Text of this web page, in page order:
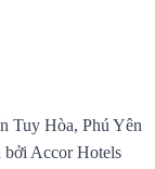
Tuy Hòa, Phú Yên
bởi Accor Hotels